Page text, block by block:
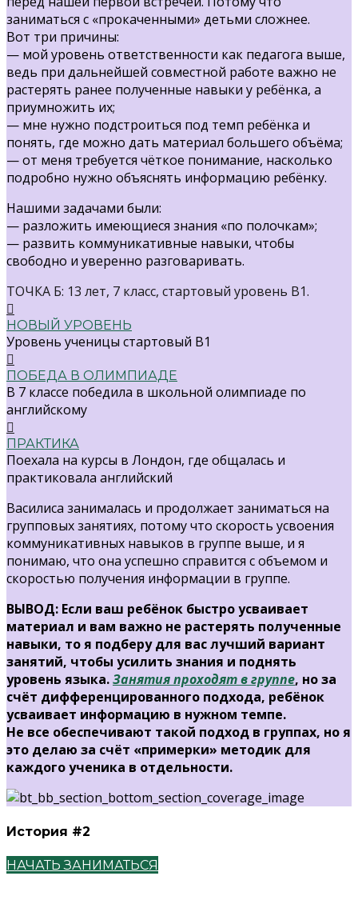
заниматься с «прокаченными» детьми сложнее.
Вот три причины:
— мой уровень ответственности как педагога выше,
ведь при дальнейшей совместной работе важно не
растерять ранее полученные навыки у ребёнка, а
приумножить их;
— мне нужно подстроиться под темп ребёнка и
понять, где можно дать материал большего объёма;
— от меня требуется чёткое понимание, насколько
подробно нужно объяснять информацию ребёнку.
Нашими задачами были:
— разложить имеющиеся знания «по полочкам»;
— развить коммуникативные навыки, чтобы
свободно и уверенно разговаривать.
ТОЧКА Б: 13 лет, 7 класс, стартовый уровень В1.
НОВЫЙ УРОВЕНЬ
Уровень ученицы стартовый В1
ПОБЕДА В ОЛИМПИАДЕ
В 7 классе победила в школьной олимпиаде по
английскому
ПРАКТИКА
Поехала на курсы в Лондон, где общалась и
практиковала английский
Василиса занималась и продолжает заниматься на
групповых занятиях, потому что скорость усвоения
коммуникативных навыков в группе выше, и я
понимаю, что она успешно справится с объемом и
скоростью получения информации в группе.
ВЫВОД: Если ваш ребёнок быстро усваивает
материал и вам важно не растерять полученные
навыки, то я подберу для вас лучший вариант
занятий, чтобы усилить знания и поднять
уровень языка.Занятия проходят в группе, но за
счёт дифференцированного подхода, ребёнок
усваивает информацию в нужном темпе.
Не все обеспечивают такой подход в группах, но я
это делаю за счёт «примерки» методик для
каждого ученика в отдельности.
История #2
НАЧАТЬ ЗАНИМАТЬСЯ